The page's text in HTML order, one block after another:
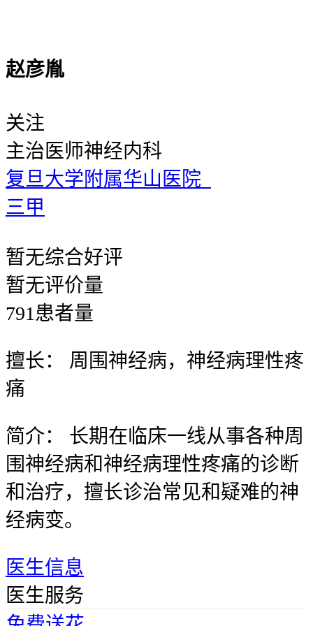
赵彦胤
关注
主治医师神经内科
复旦大学附属华山医院
三甲
暂无综合好评
暂无评价量
791患者量
擅长：
周围神经病，神经病理性疼
痛
简介：
长期在临床一线从事各种周
围神经病和神经病理性疼痛的诊断
和治疗，擅长诊治常见和疑难的神
经病变。
医生信息
医生服务